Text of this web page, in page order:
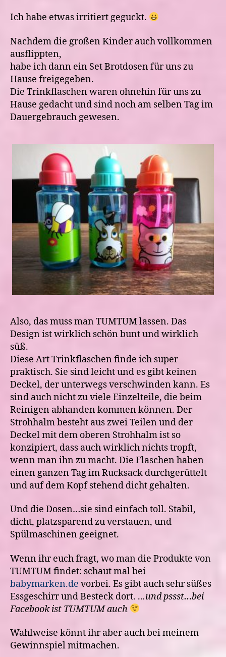
Ich habe etwas irritiert geguckt.
Nachdem die großen Kinder auch vollkommen
ausflippten,
habe ich dann ein Set Brotdosen für uns zu
Hause freigegeben.
Die Trinkflaschen waren ohnehin für uns zu
Hause gedacht und sind noch am selben Tag im
Dauergebrauch gewesen.
Also, das muss man TUMTUM lassen. Das
Design ist wirklich schön bunt und wirklich
süß.
Diese Art Trinkflaschen finde ich super
praktisch. Sie sind leicht und es gibt keinen
Deckel, der unterwegs verschwinden kann. Es
sind auch nicht zu viele Einzelteile, die beim
Reinigen abhanden kommen können. Der
Strohhalm besteht aus zwei Teilen und der
Deckel mit dem oberen Strohhalm ist so
konzipiert, dass auch wirklich nichts tropft,
wenn man ihn zu macht. Die Flaschen haben
einen ganzen Tag im Rucksack durchgerüttelt
und auf dem Kopf stehend dicht gehalten.
Und die Dosen…sie sind einfach toll. Stabil,
dicht, platzsparend zu verstauen, und
Spülmaschinen geeignet.
Wenn ihr euch fragt, wo man die Produkte von
TUMTUM findet: schaut mal bei
babymarken.de vorbei. Es gibt auch sehr süßes
Essgeschirr und Besteck dort. ...und pssst…bei
Facebook ist TUMTUM auch
Wahlweise könnt ihr aber auch bei meinem
Gewinnspiel mitmachen.